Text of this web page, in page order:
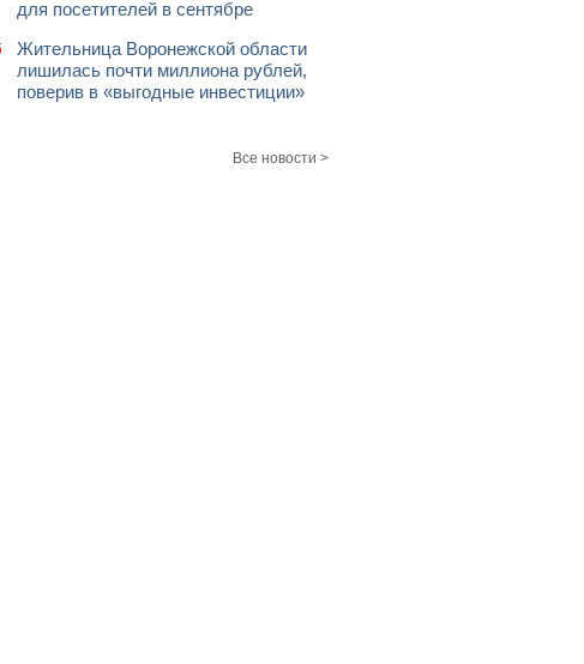
для посетителей в сентябре
Жительница Воронежской области
лишилась почти миллиона рублей,
поверив в «выгодные инвестиции»
Все новости >